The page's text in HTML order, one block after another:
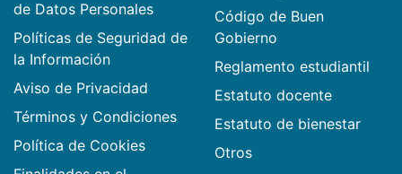
de Datos Personales
Políticas de Seguridad de
la Información
Aviso de Privacidad
Términos y Condiciones
Política de Cookies
Código de Buen
Gobierno
Reglamento estudiantil
Estatuto docente
Estatuto de bienestar
Otros